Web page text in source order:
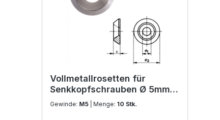
Vollmetallrosetten für
Senkkopfschrauben Ø 5mm
Edelstahl V2A
Gewinde: M5 | Menge: 10 Stk.